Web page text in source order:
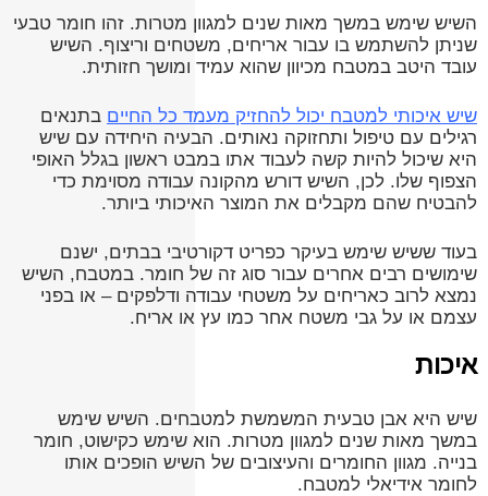
השיש שימש במשך מאות שנים למגוון מטרות. זהו חומר טבעי
שניתן להשתמש בו עבור אריחים, משטחים וריצוף. השיש
עובד היטב במטבח מכיוון שהוא עמיד ומושך חזותית.
שיש איכותי למטבח יכול להחזיק מעמד כל החיים בתנאים
רגילים עם טיפול ותחזוקה נאותים. הבעיה היחידה עם שיש
היא שיכול להיות קשה לעבוד אתו במבט ראשון בגלל האופי
הצפוף שלו. לכן, השיש דורש מהקונה עבודה מסוימת כדי
להבטיח שהם מקבלים את המוצר האיכותי ביותר.
בעוד ששיש שימש בעיקר כפריט דקורטיבי בבתים, ישנם
שימושים רבים אחרים עבור סוג זה של חומר. במטבח, השיש
נמצא לרוב כאריחים על משטחי עבודה ודלפקים – או בפני
עצמם או על גבי משטח אחר כמו עץ או אריח.
איכות
שיש היא אבן טבעית המשמשת למטבחים. השיש שימש
במשך מאות שנים למגוון מטרות. הוא שימש כקישוט, חומר
בנייה. מגוון החומרים והעיצובים של השיש הופכים אותו
לחומר אידיאלי למטבח.